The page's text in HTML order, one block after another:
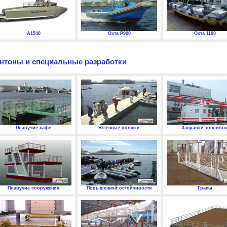
А1540 Охта P900 Охта 1100
и специальные разработки
Плавучие кафе Яхтенные стоянки Заправки
Плавучие сооружения Повышенной остойчивости Трапы